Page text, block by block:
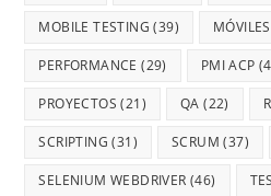
MOBILE TESTING (39) MÓVILES
PERFORMANCE (29) PMI ACP
PROYECTOS (21) QA (22)
SCRIPTING (31) SCRUM (37)
SELENIUM WEBDRIVER (46)